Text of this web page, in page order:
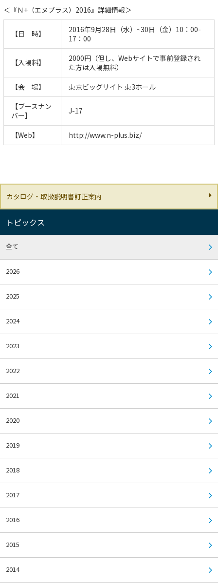
＜『Ｎ+（エヌプラス）2016』詳細情報＞
【日 時】
2016年9月28日（水）~30日（金）10：00-
17：00
【入場料】
2000円（但し、Webサイトで事前登録され
た方は入場無料）
【会 場】
東京ビッグサイト 東3ホール
【ブースナン
バー】
J-17
【Web】 http://www.n-plus.biz/
カタログ・取扱説明書訂正案内
トピックス
全て
2026
2025
2024
2023
2022
2021
2020
2019
2018
2017
2016
2015
2014